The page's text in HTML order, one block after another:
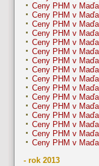
Ceny PHM v
Ceny PHM v
Ceny PHM v
Ceny PHM v
Ceny PHM v
Ceny PHM v
Ceny PHM v
Ceny PHM v
Ceny PHM v
Ceny PHM v
Ceny PHM v
Ceny PHM v
Ceny PHM v
Ceny PHM v
Ceny PHM v
Ceny PHM v
- rok 2013